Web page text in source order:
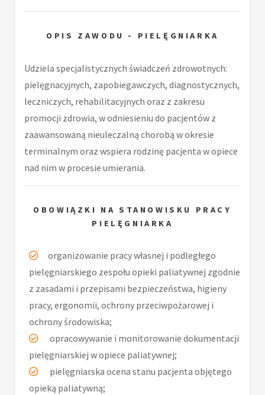
OPIS ZAWODU - PIELĘGNIARKA
Udziela specjalistycznych świadczeń zdrowotnych:
pielęgnacyjnych, zapobiegawczych, diagnostycznych,
leczniczych, rehabilitacyjnych oraz z zakresu
promocji zdrowia, w odniesieniu do pacjentów z
zaawansowaną nieuleczalną chorobą w okresie
terminalnym oraz wspiera rodzinę pacjenta w opiece
nad nim w procesie umierania.
OBOWIĄZKI NA STANOWISKU PRACY
PIELĘGNIARKA
organizowanie pracy własnej i podległego
pielęgniarskiego zespołu opieki paliatywnej zgodnie
z zasadami i przepisami bezpieczeństwa, higieny
pracy, ergonomii, ochrony przeciwpożarowej i
ochrony środowiska;
opracowywanie i monitorowanie dokumentacji
pielęgniarskiej w opiece paliatywnej;
pielęgniarska ocena stanu pacjenta objętego
opieką paliatywną;